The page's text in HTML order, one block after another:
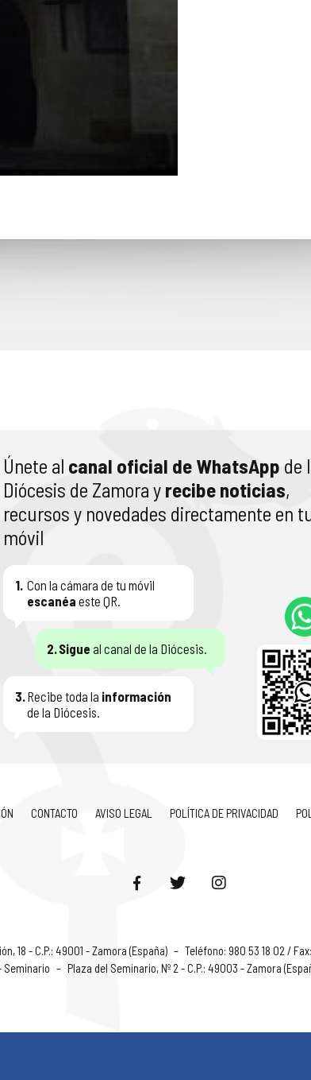
Únete al canal oficial de WhatsApp de
Diócesis de Zamora y recibe noticias,
recursos y novedades directamente en
móvil
1. Con la cámara de tu móvil
escanéa este QR.
2.Sigue al canal de la Diócesis.
3.Recibe toda la información
de la Diócesis.
CONTACTO AVISO LEGAL POLÍTICA DE PRIVACIDAD
18 - C.P.: 49001 - Zamora (España) – Teléfono: 980 53 18 02 /
Seminario – Plaza del Seminario, Nº 2 - C.P.: 49003 - Zamora